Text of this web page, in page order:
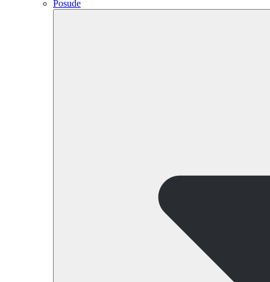
Posude